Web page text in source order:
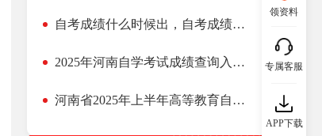
领资料
专属客服
APP下载
自考成绩什么时候出，自考成绩如何查询
2025年河南自学考试成绩查询入口及查询流程指南
河南省2025年上半年高等教育自学考试成绩公布